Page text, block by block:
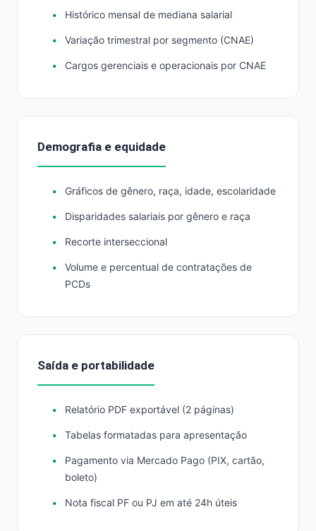
Histórico mensal de mediana salarial
Variação trimestral por segmento (CNAE)
Cargos gerenciais e operacionais por CNAE
Demografia e equidade
Gráficos de gênero, raça, idade, escolaridade
Disparidades salariais por gênero e raça
Recorte interseccional
Volume e percentual de contratações de
PCDs
Saída e portabilidade
Relatório PDF exportável (2 páginas)
Tabelas formatadas para apresentação
Pagamento via Mercado Pago (PIX, cartão,
boleto)
Nota fiscal PF ou PJ em até 24h úteis